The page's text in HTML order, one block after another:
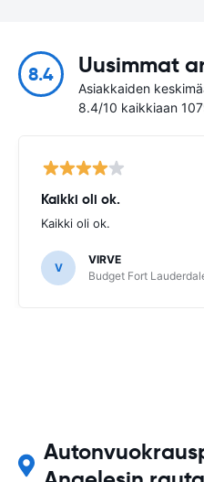
8.4 Uusimmat
Asiakkaiden
8.4/10 kaikkiaan
Kaikki oli ok.
Kaikki oli ok.
V
VIRVE
Budget Fort